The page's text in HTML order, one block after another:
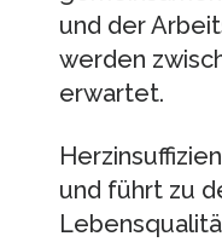
und der
werden
erwartet.
und führt zu